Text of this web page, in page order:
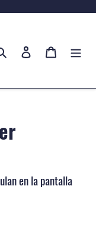
Buscar Ingresar Carrito
en la pantalla